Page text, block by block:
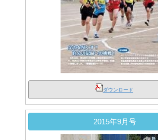
ダウンロード
2015年9月号